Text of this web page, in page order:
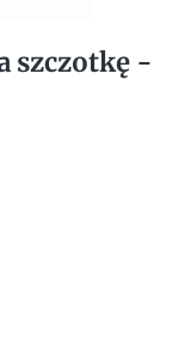
szczotkę -